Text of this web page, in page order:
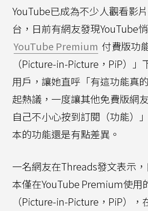
YouTube已成為不少人觀看影
台，日前有網友發現YouTube
YouTube Premium 付費版功
（Picture-in-Picture，PiP）」
用戶，讓她直呼「有這功能真
起熱議，一度讓其他免費版網
自己不小心按到訂閱（功能）
本的功能還是有點差異。
一名網友在Threads發文表示
本僅在YouTube Premium使用
（Picture-in-Picture，PiP），